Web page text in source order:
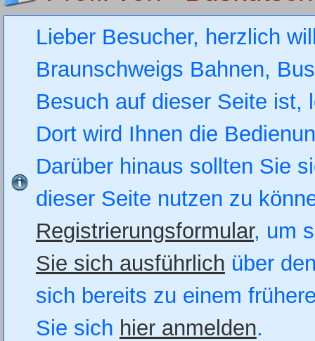
Lieber Besucher, herzlich
Braunschweigs Bahnen,
Besuch auf dieser Seite
Dort wird Ihnen die
Darüber hinaus sollten Sie
dieser Seite nutzen zu
Registrierungsformular, um
Sie sich ausführlich über
sich bereits zu einem
Sie sich hier anmelden.